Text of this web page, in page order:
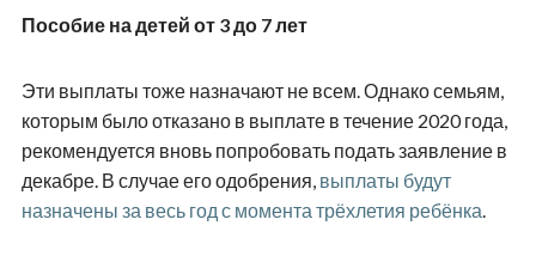
Пособие на детей от 3 до 7 лет
Эти выплаты тоже назначают не всем. Однако семьям,
которым было отказано в выплате в течение 2020 года,
рекомендуется вновь попробовать подать заявление в
декабре. В случае его одобрения, выплаты будут
назначены за весь год с момента трёхлетия ребёнка.